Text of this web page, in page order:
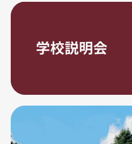
学校説明会